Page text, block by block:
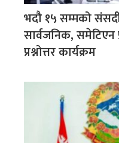
भदौ १५ सम्मको
सार्वजनिक, समेटिएन
प्रश्नोत्तर कार्यक्रम